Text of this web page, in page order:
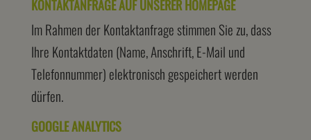
KONTAKTANFRAGE AUF UNSERER HOMEPAGE
Im Rahmen der Kontaktanfrage stimmen Sie zu, dass
Ihre Kontaktdaten (Name, Anschrift, E-Mail und
Telefonnummer) elektronisch gespeichert werden
dürfen.
GOOGLE ANALYTICS